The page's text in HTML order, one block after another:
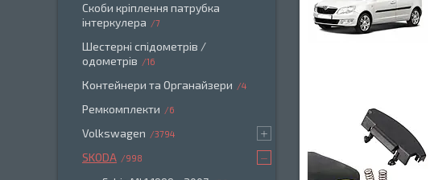
Скоби кріплення патрубка
інтеркулера
7
Шестерні спідометрів /
одометрів
16
Контейнери та Органайзери 4
Ремкомплекти 6
Volkswagen 3794
SKODA 998